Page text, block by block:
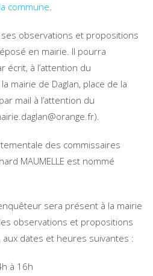
commune.
observations et propositions
en mairie. Il pourra
écrit, à l’attention du
mairie de Daglan, place de la
mail à l’attention du
des commissaires
MAUMELLE est nommé
sera présent à la mairie
observations et propositions
dates et heures suivantes :
à 16h